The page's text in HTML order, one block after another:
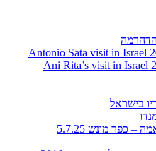
הדהרמה
בישראל